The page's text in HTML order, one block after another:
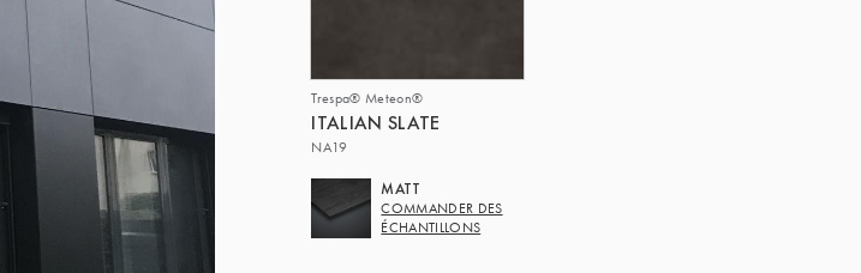
Trespa® Meteon®
ITALIAN SLATE
NA19
MATT
COMMANDER DES
ÉCHANTILLONS